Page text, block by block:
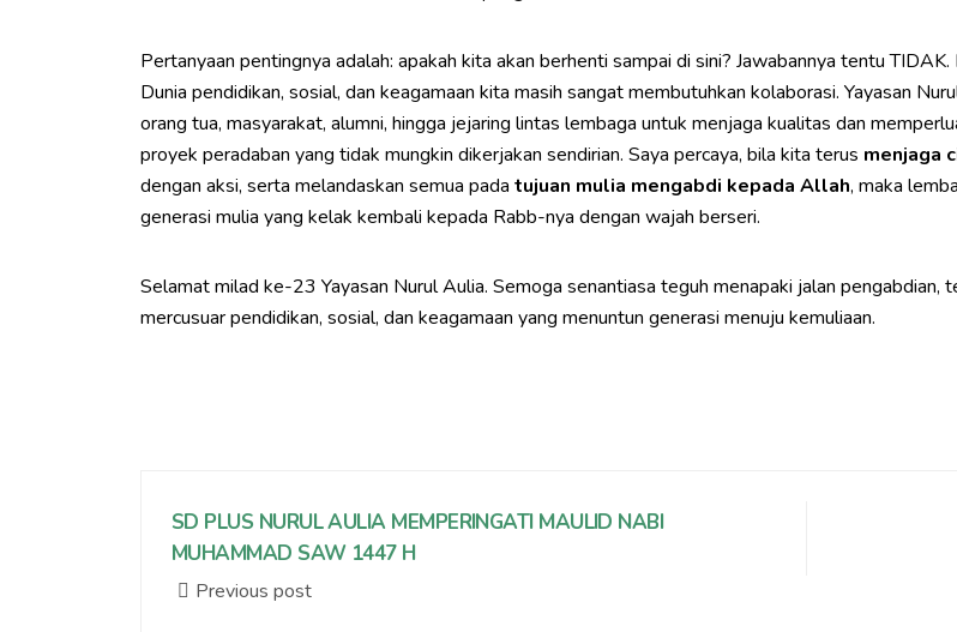
Pertanyaan pentingnya adalah: apakah kita akan berhenti sampai di sini? Jawabannya tentu
Dunia pendidikan, sosial, dan keagamaan kita masih sangat membutuhkan kolaborasi. Yayasan
orang tua, masyarakat, alumni, hingga jejaring lintas lembaga untuk menjaga kualitas dan
proyek peradaban yang tidak mungkin dikerjakan sendirian. Saya percaya, bila kita terus menjaga
dengan aksi, serta melandaskan semua pada tujuan mulia mengabdi kepada Allah, maka
generasi mulia yang kelak kembali kepada Rabb-nya dengan wajah berseri.
Selamat milad ke-23 Yayasan Nurul Aulia. Semoga senantiasa teguh menapaki jalan pengabdian,
mercusuar pendidikan, sosial, dan keagamaan yang menuntun generasi menuju kemuliaan.
SD PLUS NURUL AULIA MEMPERINGATI MAULID NABI
MUHAMMAD SAW 1447 H
Previous post